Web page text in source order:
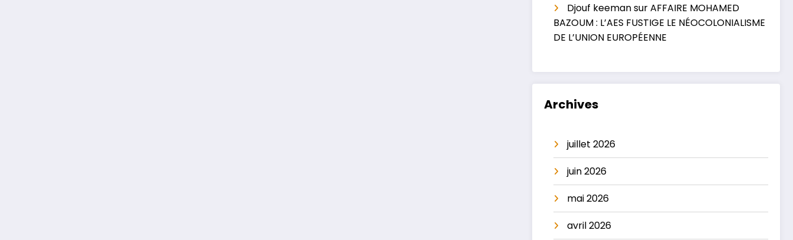
Djouf keemansurAFFAIRE MOHAMED
BAZOUM : L’AES FUSTIGE LE NÉOCOLONIALISME
DE L’UNION EUROPÉENNE
Archives
juillet 2026
juin 2026
mai 2026
avril 2026